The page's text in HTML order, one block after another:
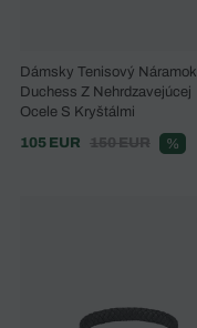
Dámsky Tenisový Náramok
Duchess Z Nehrdzavejúcej
Ocele S Kryštálmi
105 EUR
150 EUR %